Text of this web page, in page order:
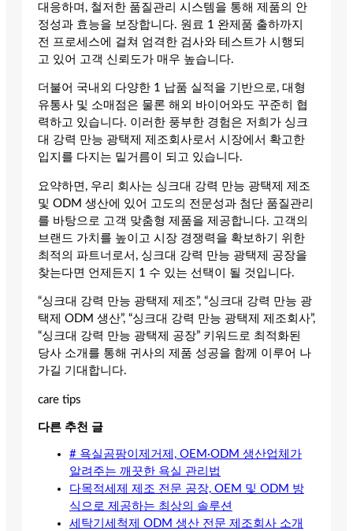
대응하며, 철저한 품질관리 시스템을 통해 제품의 안
정성과 효능을 보장합니다. 원료 1 완제품 출하까지
전 프로세스에 걸쳐 엄격한 검사와 테스트가 시행되
고 있어 고객 신뢰도가 매우 높습니다.
더불어 국내외 다양한 1 납품 실적을 기반으로, 대형
유통사 및 소매점은 물론 해외 바이어와도 꾸준히 협
력하고 있습니다. 이러한 풍부한 경험은 저희가 싱크
대 강력 만능 광택제 제조회사로서 시장에서 확고한
입지를 다지는 밑거름이 되고 있습니다.
요약하면, 우리 회사는 싱크대 강력 만능 광택제 제조
및 ODM 생산에 있어 고도의 전문성과 첨단 품질관리
를 바탕으로 고객 맞춤형 제품을 제공합니다. 고객의
브랜드 가치를 높이고 시장 경쟁력을 확보하기 위한
최적의 파트너로서, 싱크대 강력 만능 광택제 공장을
찾는다면 언제든지 1 수 있는 선택이 될 것입니다.
“싱크대 강력 만능 광택제 제조”, “싱크대 강력 만능 광
택제 ODM 생산”, “싱크대 강력 만능 광택제 제조회사”,
“싱크대 강력 만능 광택제 공장” 키워드로 최적화된
당사 소개를 통해 귀사의 제품 성공을 함께 이루어 나
가길 기대합니다.
care tips
다른 추천 글
# 욕실곰팡이제거제, OEM·ODM 생산업체가
알려주는 깨끗한 욕실 관리법
다목적세제 제조 전문 공장, OEM 및 ODM 방
식으로 제공하는 최상의 솔루션
세탁기세척제 ODM 생산 전문 제조회사 소개